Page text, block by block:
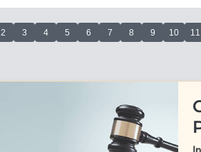
2 3 4 5 6 7 8 9 10 11